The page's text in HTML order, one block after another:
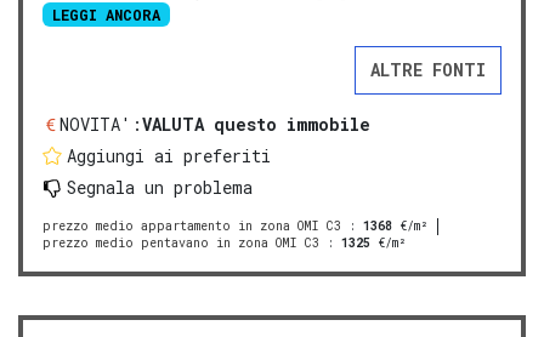
LEGGI ANCORA
ALTRE FONTI
NOVITA':VALUTA questo immobile
Aggiungi ai preferiti
Segnala un problema
prezzo medio appartamento in zona OMI C3 : 1368 €/m²
prezzo medio pentavano in zona OMI C3 : 1325 €/m²